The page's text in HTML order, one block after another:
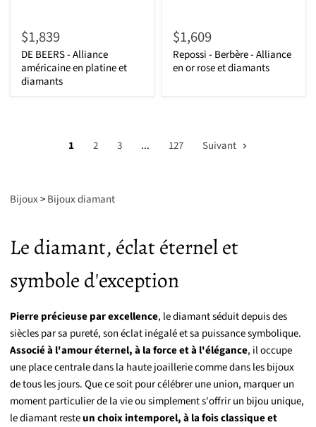
$1,839
DE BEERS - Alliance
américaine en platine et
diamants
$1,609
Repossi - Berbère - Alliance
en or rose et diamants
1 2 3 ... 127 Suivant
Bijoux>Bijoux diamant
Le diamant, éclat éternel et
symbole d'exception
Pierre précieuse par excellence, le diamant séduit depuis des
siècles par sa pureté, son éclat inégalé et sa puissance symbolique.
Associé à l'amour éternel, à la force et à l'élégance, il occupe
une place centrale dans la haute joaillerie comme dans les bijoux
de tous les jours. Que ce soit pour célébrer une union, marquer un
moment particulier de la vie ou simplement s'offrir un bijou unique,
le diamant resteun choix intemporel, à la fois classique et